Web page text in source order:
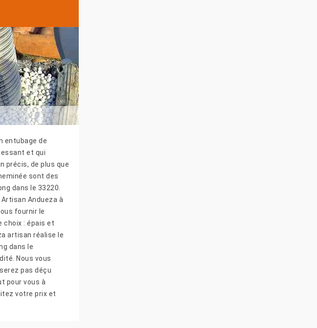
entubage de
et qui
précis, de plus que
sont des
dans le 33220.
Andueza à
fournir le
choix : épais et
artisan réalise le
dans le
Nous vous
pas déçu
pour vous à
votre prix et